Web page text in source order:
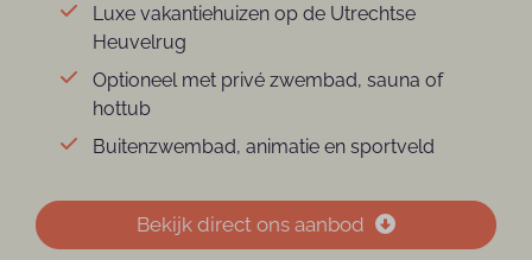
Luxe vakantiehuizen op de Utrechtse
Heuvelrug
Optioneel met privé zwembad, sauna of
hottub
Buitenzwembad, animatie en sportveld
Bekijk direct ons aanbod